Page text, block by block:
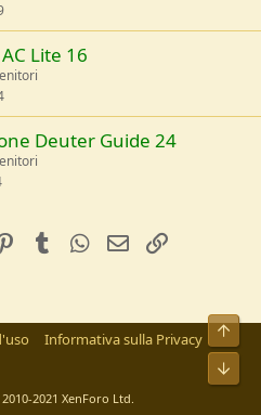
Lite 16
Deuter Guide 24
PinterestTumblrWhatsApp
e-mail
Informativa sulla Privacy
2021 XenForo Ltd.
Alto